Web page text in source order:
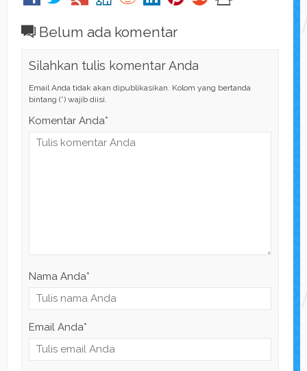
Belum ada komentar
Silahkan tulis komentar Anda
Email Anda tidak akan dipublikasikan. Kolom yang bertanda
bintang (*) wajib diisi.
Komentar Anda*
Nama Anda*
Email Anda*